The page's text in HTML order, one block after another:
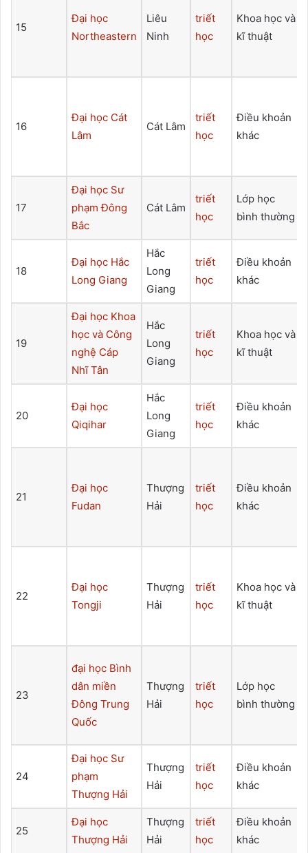
15
Đại học
Northeastern
Liêu
Ninh
triết
học
Khoa học và
kĩ thuật
16
Đại học Cát
Lâm
Cát Lâm
triết
học
Điều khoản
khác
17
Đại học Sư
phạm Đông
Bắc
Cát Lâm
triết
học
Lớp học
bình thường
18
Đại học Hắc
Long Giang
Hắc
Long
Giang
triết
học
Điều khoản
khác
19
Đại học Khoa
học và Công
nghệ Cáp
Nhĩ Tân
Hắc
Long
Giang
triết
học
Khoa học và
kĩ thuật
20
Đại học
Qiqihar
Hắc
Long
Giang
triết
học
Điều khoản
khác
21
Đại học
Fudan
Thượng
Hải
triết
học
Điều khoản
khác
22
Đại học
Tongji
Thượng
Hải
triết
học
Khoa học và
kĩ thuật
23
đại học Bình
dân miền
Đông Trung
Quốc
Thượng
Hải
triết
học
Lớp học
bình thường
24
Đại học Sư
phạm
Thượng Hải
Thượng
Hải
triết
học
Điều khoản
khác
25
Đại học
Thượng Hải
Thượng
Hải
triết
học
Điều khoản
khác